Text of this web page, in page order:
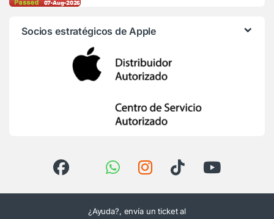
Socios estratégicos de Apple
¿Ayuda?, envía un ticket al